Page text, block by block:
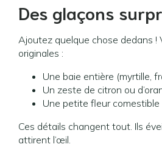
Des glaçons
Ajoutez quelque chose dedans !
originales :
Une baie entière (myrtille,
Un zeste de citron ou
Une petite fleur comestible
Ces détails changent tout. Ils
attirent l’œil.